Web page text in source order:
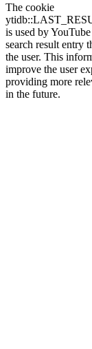
The cookie
is used by
search result entry
the user. This
improve the user
providing more
in the future.